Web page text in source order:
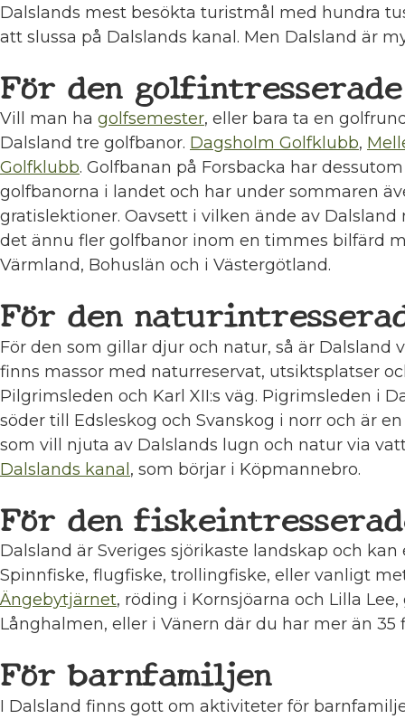
Dalslands mest besökta turistmål med hundra
att slussa på Dalslands kanal. Men Dalsland är
För den golfintresserade
Vill man ha golfsemester, eller bara ta en
Dalsland tre golfbanor. Dagsholm Golfklubb,
Golfklubb. Golfbanan på Forsbacka har
golfbanorna i landet och har under sommaren
gratislektioner. Oavsett i vilken ände av
det ännu fler golfbanor inom en timmes bilfärd
Värmland, Bohuslän och i Västergötland.
För den
För den som gillar djur och natur, så är Dalsland
finns massor med naturreservat, utsiktsplatser
Pilgrimsleden och Karl XII:s väg. Pigrimsleden i
söder till Edsleskog och Svanskog i norr och är
som vill njuta av Dalslands lugn och natur via
Dalslands kanal , som börjar i Köpmannebro.
För den
Dalsland är Sveriges sjörikaste landskap och
Spinnfiske, flugfiske, trollingfiske, eller vanligt
Ängebytjärnet, röding i Kornsjöarna och Lilla
Långhalmen, eller i Vänern där du har mer än 35
För barnfamiljen
I Dalsland finns gott om aktiviteter för